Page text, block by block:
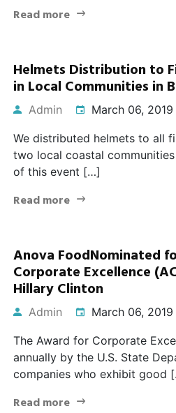
Read more
Helmets Distribution to
in Local Communities in
Admin March 06, 2019
We distributed helmets to all
two local coastal
of this event […]
Read more
Anova FoodNominated
Corporate Excellence
Hillary Clinton
Admin March 06, 2019
The Award for Corporate
annually by the U.S. State
companies who exhibit good
Read more